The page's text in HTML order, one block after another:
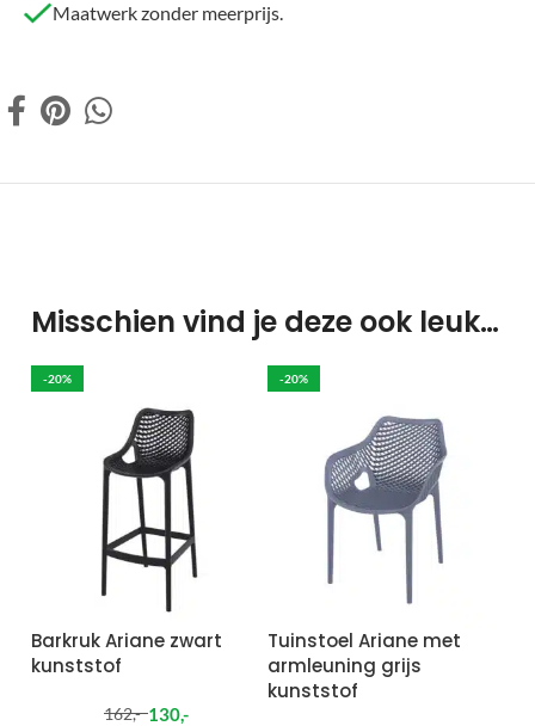
Maatwerk zonder meerprijs.
Misschien vind je deze ook leuk…
-20%
Barkruk Ariane zwart
kunststof
162,- 130,-
-20%
Tuinstoel Ariane met
armleuning grijs
kunststof